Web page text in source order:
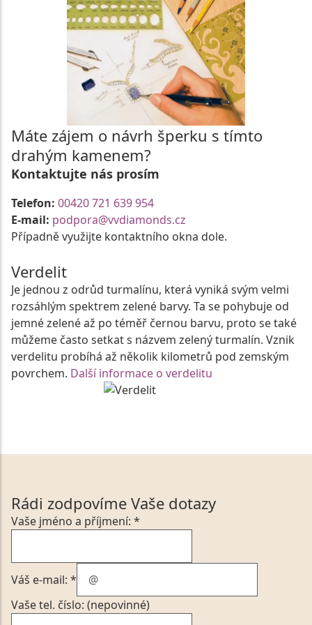
Máte zájem o návrh šperku s tímto
drahým kamenem?
Kontaktujte nás prosím
Telefon: 00420 721 639 954
E-mail: podpora@vvdiamonds.cz
Případně využijte kontaktního okna dole.
Verdelit
Je jednou z odrůd turmalínu, která vyniká svým velmi
rozsáhlým spektrem zelené barvy. Ta se pohybuje od
jemné zelené až po téměř černou barvu, proto se také
můžeme často setkat s názvem zelený turmalín. Vznik
verdelitu probíhá až několik kilometrů pod zemským
povrchem. Další informace o verdelitu
Rádi zodpovíme Vaše dotazy
Vaše jméno a příjmení: *
Váš e-mail: *
Vaše tel. číslo: (nepovinné)